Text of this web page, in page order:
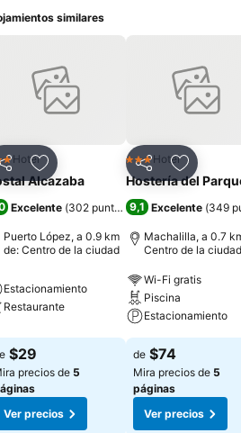
)
similares
CompartirAgregar a favoritos
Hotel
Alcazaba
Excelente (302 puntuaciones)
Puerto López, a 0.9 km
de: Centro de la ciudad
Estacionamiento
Restaurante
$29
precios de 5
Ver precios
CompartirAgregar
3 Estrellas
Hotel
Hostería del
9,1 Excelente (349
Machalilla, a 0.7
Centro de la ciudad
Wi-Fi gratis
Piscina
Estacionamiento
de $74
Mira precios de 5
páginas
Ver precios